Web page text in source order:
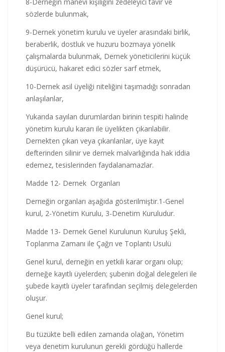
sözlerde bulunmak,
9-Dernek yönetim kurulu ve üyeler arasındaki birlik,
beraberlik, dostluk ve huzuru bozmaya yönelik
çalışmalarda bulunmak, Dernek yöneticilerini küçük
düşürücü, hakaret edici sözler sarf etmek,
10-Dernek asil üyeliği niteliğini taşımadığı sonradan
anlaşılanlar,
Yukarıda sayılan durumlardan birinin tespiti halinde
yönetim kurulu kararı ile üyelikten çıkarılabilir.
Dernekten çıkan veya çıkarılanlar, üye kayıt
defterinden silinir ve dernek malvarlığında hak iddia
edemez, tesislerinden faydalanamazlar.
Madde 12- Dernek Organları
Derneğin organları aşağıda gösterilmiştir.1-Genel
kurul, 2-Yönetim Kurulu, 3-Denetim Kuruludur.
Madde 13- Dernek Genel Kurulunun Kuruluş Şekli,
Toplanma Zamanı ile Çağrı ve Toplantı Usulü
Genel kurul, derneğin en yetkili karar organı olup;
derneğe kayıtlı üyelerden; şubenin doğal delegeleri ile
şubede kayıtlı üyeler tarafından seçilmiş delegelerden
oluşur.
Genel kurul;
Bu tüzükte belli edilen zamanda olağan, Yönetim
veya denetim kurulunun gerekli gördüğü hallerde